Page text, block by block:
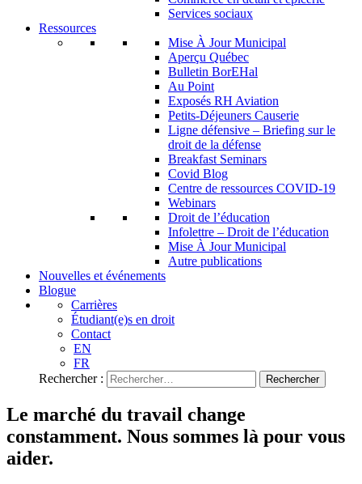
Services sociaux
Ressources
Mise À Jour Municipal
Aperçu Québec
Bulletin BorEHal
Au Point
Exposés RH Aviation
Petits-Déjeuners Causerie
Ligne défensive – Briefing sur le
droit de la défense
Breakfast Seminars
Covid Blog
Centre de ressources COVID-19
Webinars
Droit de l’éducation
Infolettre – Droit de l’éducation
Mise À Jour Municipal
Autre publications
Nouvelles et événements
Blogue
Carrières
Étudiant(e)s en droit
Contact
EN
FR
Rechercher :
Le marché du travail change
constamment. Nous sommes là pour vous
aider.